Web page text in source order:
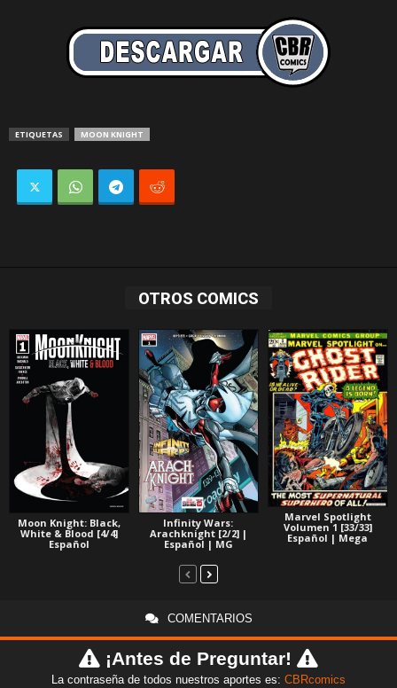
ETIQUETAS MOON KNIGHT
OTROS COMICS
Moon Knight: Black,
White & Blood [4/4]
Español
Infinity Wars:
Arachknight [2/2] |
Español | MG
Marvel Spotlight
Volumen 1 [33/33]
Español | Mega
COMENTARIOS
¡Antes de Preguntar!
La contraseña de todos nuestros aportes es: CBRcomics